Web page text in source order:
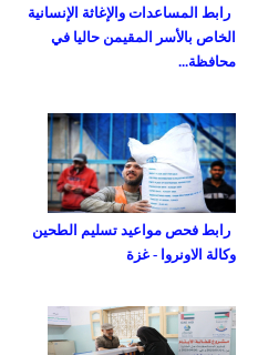
رابط المساعدات والإغاثة الإنسانية
الخاص بالأسر المقيمن حاليا في
محافظة...
رابط فحص مواعيد تسليم الطحين
وكالة الاونروا - غزة